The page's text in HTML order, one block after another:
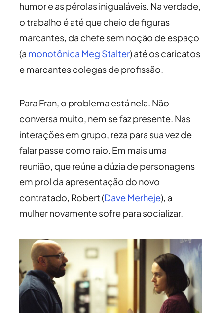
humor e as pérolas inigualáveis. Na verdade,
o trabalho é até que cheio de figuras
marcantes, da chefe sem noção de espaço
(a monotônica Meg Stalter) até os caricatos
e marcantes colegas de profissão.
Para Fran, o problema está nela. Não
conversa muito, nem se faz presente. Nas
interações em grupo, reza para sua vez de
falar passe como raio. Em mais uma
reunião, que reúne a dúzia de personagens
em prol da apresentação do novo
contratado, Robert (Dave Merheje), a
mulher novamente sofre para socializar.